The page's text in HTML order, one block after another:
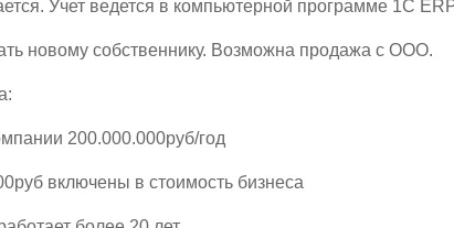
Учет ведется в компьютерной программе 1С
новому собственнику. Возможна продажа с ООО.
200.000.000руб/год
включены в стоимость бизнеса